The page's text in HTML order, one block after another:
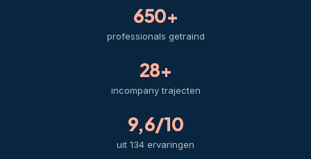
650+
professionals getraind
28+
incompany trajecten
9,6/10
uit 134 ervaringen